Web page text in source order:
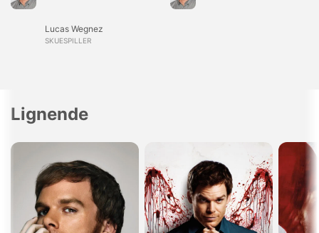
Lucas Wegnez
SKUESPILLER
Lignende